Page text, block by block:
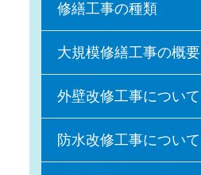
修繕工事の種類
大規模修繕工事の概要
外壁改修工事について
防水改修工事について